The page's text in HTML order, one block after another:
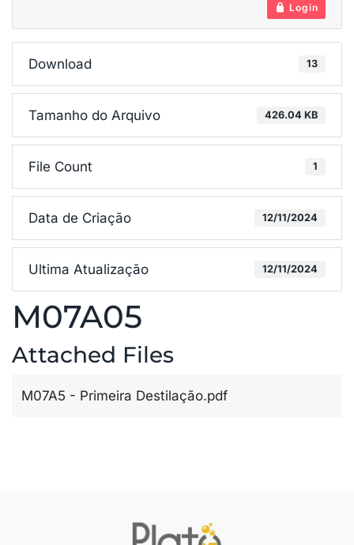
Login
Download 13
Tamanho do Arquivo 426.04 KB
File Count 1
Data de Criação 12/11/2024
Ultima Atualização 12/11/2024
M07A05
Attached Files
M07A5 - Primeira Destilação.pdf